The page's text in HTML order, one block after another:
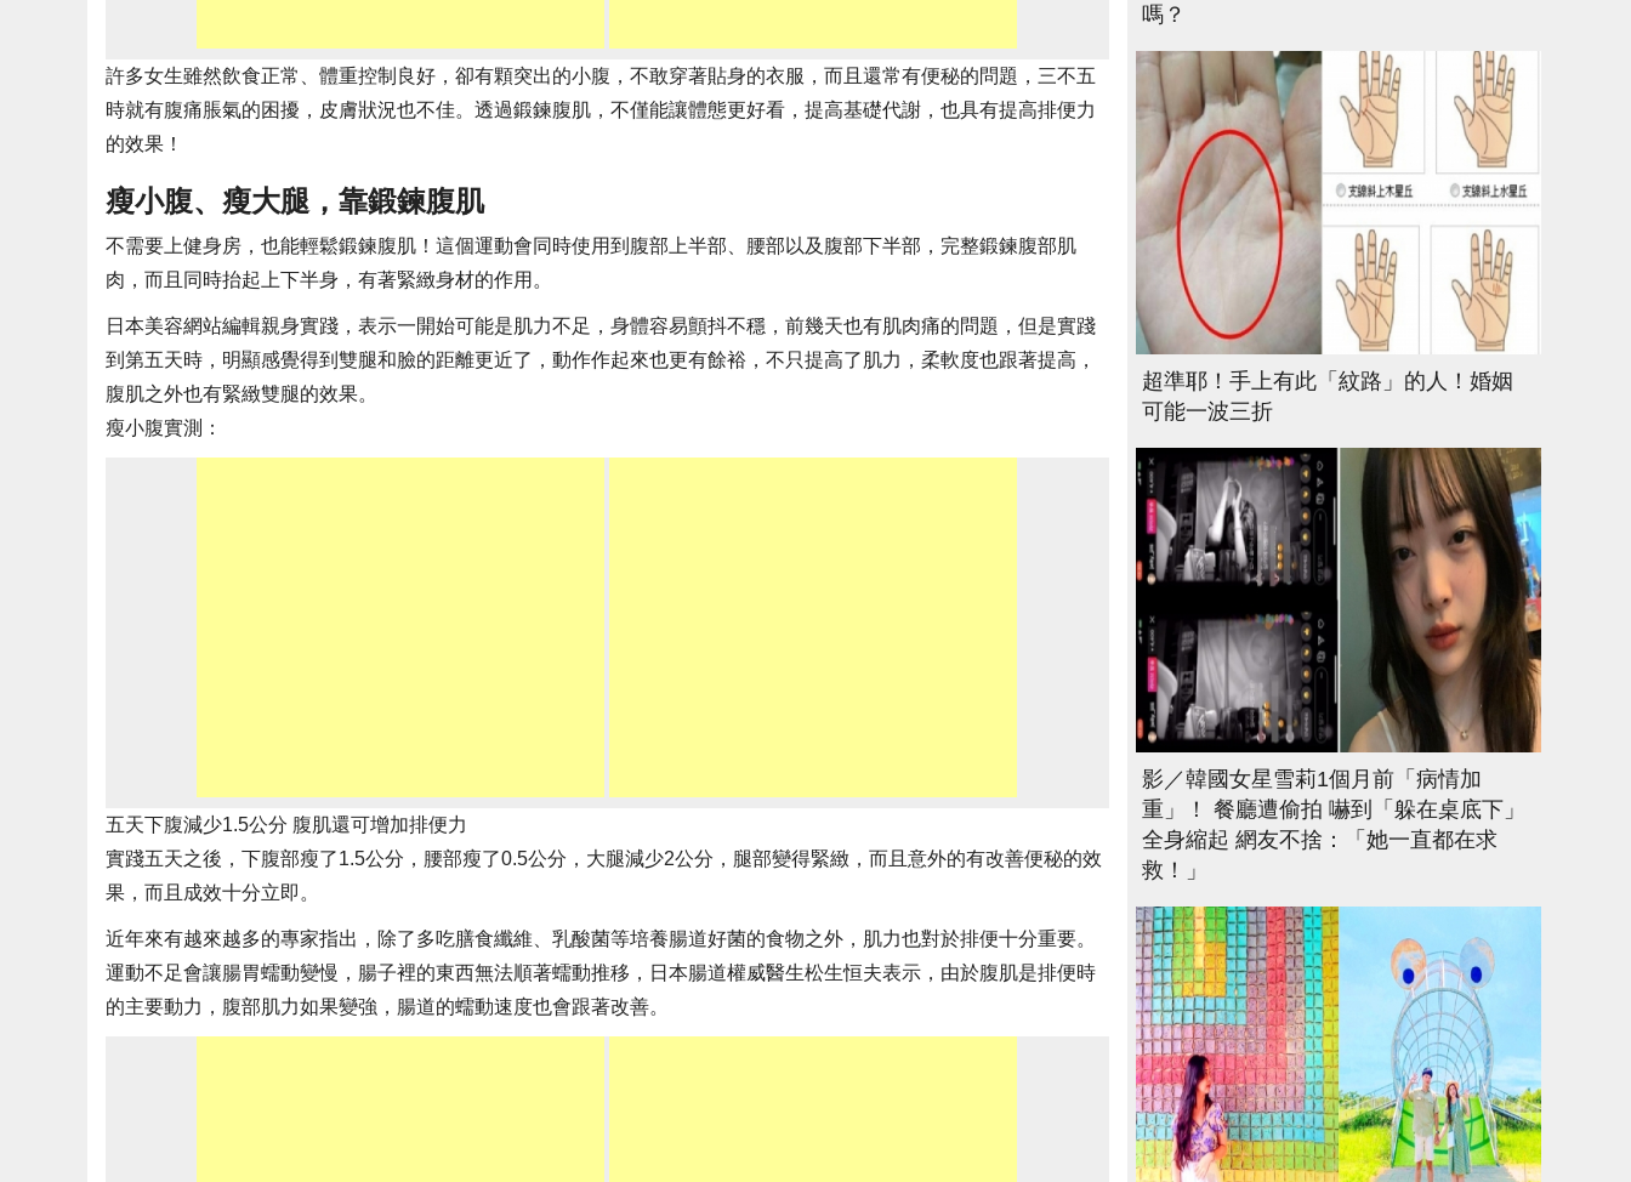
許多女生雖然飲食正常、體重控制良好，卻有顆突出的小腹，不敢穿著貼身的衣服，而且還常有便秘的問題，三不五
時就有腹痛脹氣的困擾，皮膚狀況也不佳。透過鍛鍊腹肌，不僅能讓體態更好看，提高基礎代謝，也具有提高排便力
的效果！
瘦小腹、瘦大腿，靠鍛鍊腹肌
不需要上健身房，也能輕鬆鍛鍊腹肌！這個運動會同時使用到腹部上半部、腰部以及腹部下半部，完整鍛鍊腹部肌
肉，而且同時抬起上下半身，有著緊緻身材的作用。
日本美容網站編輯親身實踐，表示一開始可能是肌力不足，身體容易顫抖不穩，前幾天也有肌肉痛的問題，但是實踐
到第五天時，明顯感覺得到雙腿和臉的距離更近了，動作作起來也更有餘裕，不只提高了肌力，柔軟度也跟著提高，
腹肌之外也有緊緻雙腿的效果。
瘦小腹實測：
五天下腹減少1.5公分 腹肌還可增加排便力
實踐五天之後，下腹部瘦了1.5公分，腰部瘦了0.5公分，大腿減少2公分，腿部變得緊緻，而且意外的有改善便秘的效
果，而且成效十分立即。
近年來有越來越多的專家指出，除了多吃膳食纖維、乳酸菌等培養腸道好菌的食物之外，肌力也對於排便十分重要。
運動不足會讓腸胃蠕動變慢，腸子裡的東西無法順著蠕動推移，日本腸道權威醫生松生恒夫表示，由於腹肌是排便時
的主要動力，腹部肌力如果變強，腸道的蠕動速度也會跟著改善。
嗎？
超準耶！手上有此「紋路」的人！婚姻
可能一波三折
影／韓國女星雪莉1個月前「病情加
重」！ 餐廳遭偷拍 嚇到「躲在桌底下」
全身縮起 網友不捨：「她一直都在求
救！」